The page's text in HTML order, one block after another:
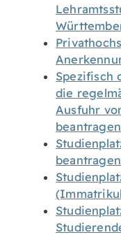
Spezifisch
die
Ausfuhr
beantragen
beantragen